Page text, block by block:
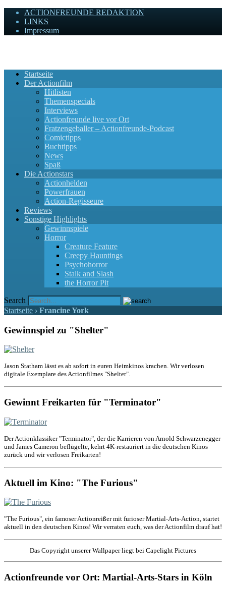
ACTIONFREUNDE REDAKTION
LINKS
Impressum
Startseite
Der Actionfilm
Hitlisten
Themenspecials
Interviews
Actionfreunde live vor Ort
Fratzengeballer – Actionfreunde-Podcast
Comictipps
Buchtipps
News
Spaß
Die Actionstars
Actionhelden
Powerfrauen
Action-Regisseure
Reviews
Sonstige Highlights
Gewinnspiele
Horror
Creature Feature
Creepy Hauntings
Psychohorror
Stalk and Slash
the Horror Pit
Search
Startseite › Francine York
Gewinnspiel zu "Shelter"
Jason Statham lässt es ab sofort in euren Heimkinos krachen. Wir verlosen
digitale Exemplare des Actionfilmes "Shelter".
Gewinnt Freikarten für "Terminator"
Der Actionklassiker "Terminator", der die Karrieren von Arnold Schwarzenegger
und James Cameron beflügelte, kehrt 4K-restauriert in die deutschen Kinos
zurück und wir verlosen Freikarten!
Aktuell im Kino: "The Furious"
"The Furious", ein famoser Actionreißer mit furioser Martial-Arts-Action, startet
aktuell in den deutschen Kinos! Wir verraten euch, was der Actionfilm drauf hat!
Das Copyright unserer Wallpaper liegt bei Capelight Pictures
Actionfreunde vor Ort: Martial-Arts-Stars in Köln